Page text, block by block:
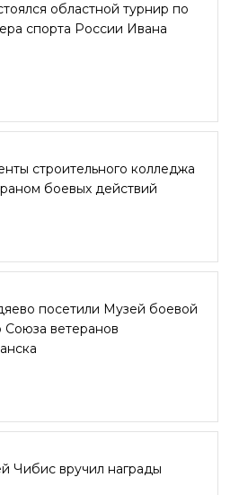
областной турнир по
спорта России Ивана
строительного колледжа
боевых действий
посетили Музей боевой
Союза ветеранов
Чибис вручил награды